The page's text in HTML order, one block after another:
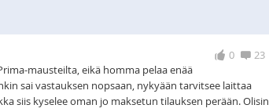
0 23
mausteilta, eikä homma pelaa enää
sai vastauksen nopsaan, nykyään tarvitsee laittaa
siis kyselee oman jo maksetun tilauksen perään. Olisin